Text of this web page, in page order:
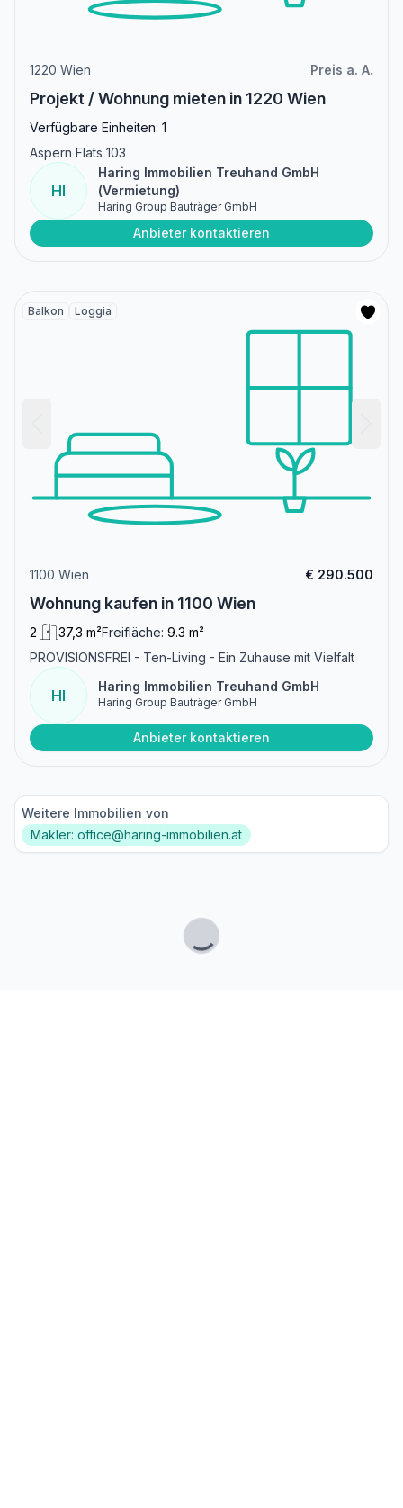
1220 Wien Preis a. A.
Projekt / Wohnung mieten in 1220 Wien
Verfügbare Einheiten: 1
Aspern Flats 103
HI
Haring Immobilien Treuhand GmbH
(Vermietung)
Haring Group Bauträger GmbH
Anbieter kontaktieren
Balkon Loggia
1100 Wien € 290.500
Wohnung kaufen in 1100 Wien
2 37,3 m²Freifläche: 9.3 m²
PROVISIONSFREI - Ten-Living - Ein Zuhause mit Vielfalt
HI
Haring Immobilien Treuhand GmbH
Haring Group Bauträger GmbH
Anbieter kontaktieren
Weitere Immobilien von
Makler: office@haring-immobilien.at